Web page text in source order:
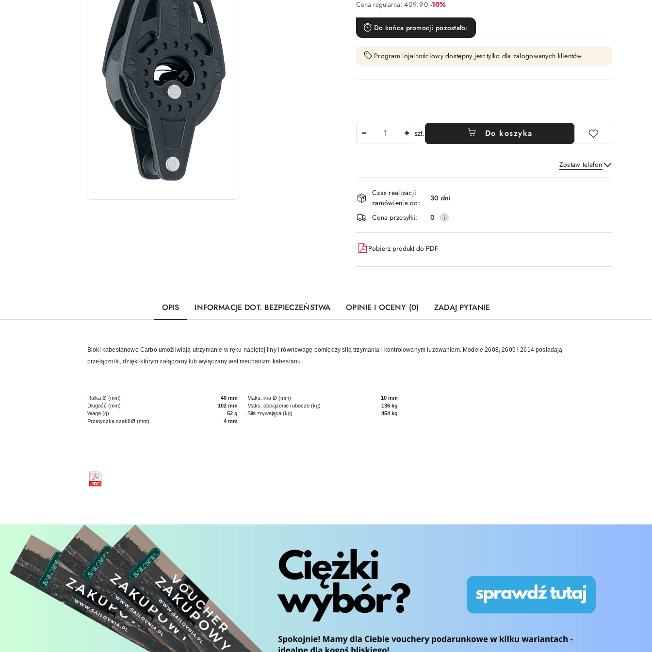
Cena regularna: 409.90 Rabat:
-10%
Do końca promocji pozostało:
Program lojalnościowy dostępny jest tylko dla zalogowanych klientów.
szt. Do koszyka
Zostaw telefon
Wyślij
Dostępność
i
dostawa
Czas realizacji
zamówienia do:
30 dni
Cena przesyłki:
0
Pobierz produkt do PDF
OPIS INFORMACJE DOT. BEZPIECZEŃSTWA OPINIE I OCENY (0) ZADAJ PYTANIE
Bloki kabestanowe Carbo umożliwiają utrzymanie w ręku napiętej liny i równowagę pomiędzy siłą trzymania i kontrolowanym luzowaniem. Modele 2608, 2609 i 2614 posiadają
przełączniki, dzięki którym załączany lub wyłączany jest mechanizm kabestanu.
Rolka Ø (mm)
40 mm
Długość (mm)
102 mm
Waga (g)
52 g
Przetyczka szekli Ø (mm)
4 mm
Maks. lina Ø (mm)
10 mm
Maks. obciążenie robocze (kg)
136 kg
Siła zrywająca (kg)
454 kg